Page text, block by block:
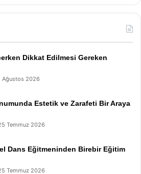
Dikkat Edilmesi Gereken
Ağustos 2026
Estetik ve Zarafeti Bir Araya
Temmuz 2026
Dans Eğitmeninden Birebir Eğitim
Temmuz 2026